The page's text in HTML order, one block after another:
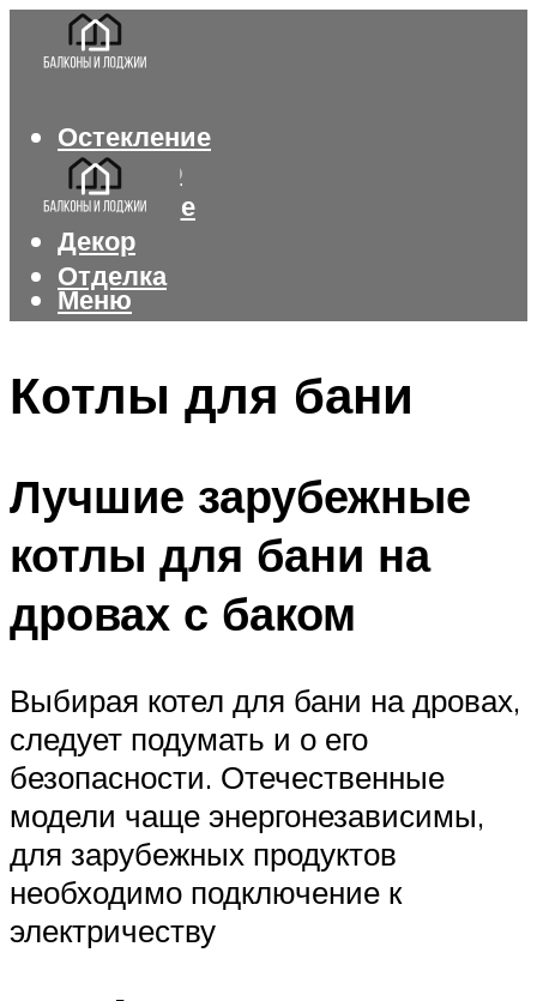
Остекление
Интерьер
Утепление
Декор
Отделка
Меню
Котлы для бани
Лучшие зарубежные
котлы для бани на
дровах с баком
Выбирая котел для бани на дровах,
следует подумать и о его
безопасности. Отечественные
модели чаще энергонезависимы,
для зарубежных продуктов
необходимо подключение к
электричеству